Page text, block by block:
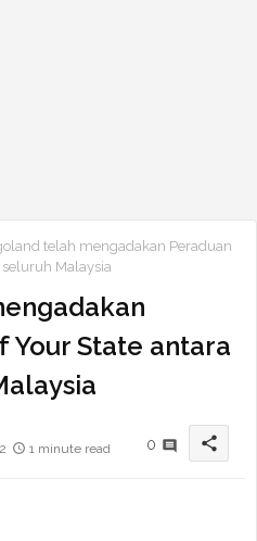
telah mengadakan Peraduan
Malaysia
Your State antara
1 minute read 0 share